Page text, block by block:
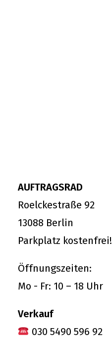
AUFTRAGSRAD
Roelckestraße 92
13088 Berlin
Parkplatz kostenfrei!
Öffnungszeiten:
Mo - Fr: 10 – 18 Uhr
Verkauf
030 5490 596 92